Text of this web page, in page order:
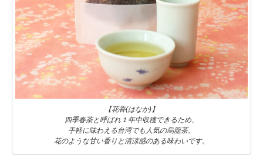
【花香(はなか)】
四季春茶と呼ばれ１年中収穫できるため、
手軽に味わえる台湾でも人気の烏龍茶。
花のような甘い香りと清涼感のある味わいです。